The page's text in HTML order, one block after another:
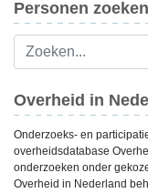
Personen zoeken
Overheid in
Onderzoeks- en
overheidsdatabase
onderzoeken onder
Overheid in Nederland